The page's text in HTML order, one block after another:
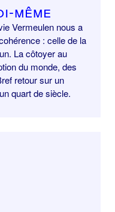
même
Vermeulen nous a
: celle de la
La côtoyer au
du monde, des
retour sur un
quart de siècle.